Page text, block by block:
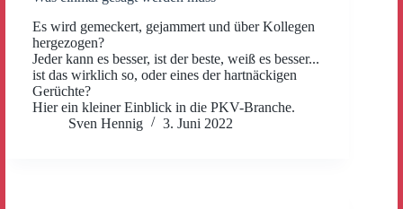
Es wird gemeckert, gejammert und über Kollegen
hergezogen?
Jeder kann es besser, ist der beste, weiß es besser...
ist das wirklich so, oder eines der hartnäckigen
Gerüchte?
Hier ein kleiner Einblick in die PKV-Branche.
Sven Hennig
3. Juni 2022